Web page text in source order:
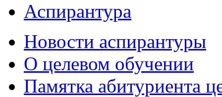
Аспирантура
Новости аспирантуры
О целевом обучении
Памятка абитуриента